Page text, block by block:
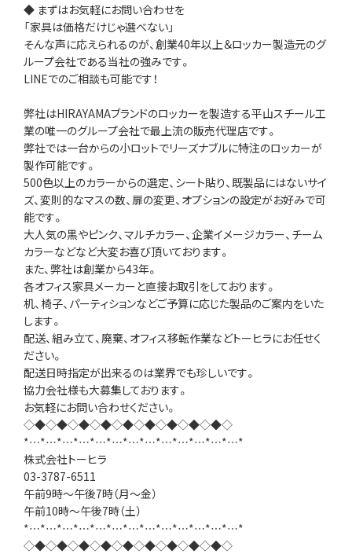
◆ まずはお気軽にお問い合わせを
「家具は価格だけじゃ選べない」
そんな声に応えられるのが、創業40年以上＆ロッカー製造元のグ
ループ会社である当社の強みです。
LINEでのご相談も可能です！
弊社はHIRAYAMAブランドのロッカーを製造する平山スチール工
業の唯一のグループ会社で最上流の販売代理店です。
弊社では一台からの小ロットでリーズナブルに特注のロッカーが
製作可能です。
500色以上のカラーからの選定、シート貼り、既製品にはないサイ
ズ、変則的なマスの数、扉の変更、オプションの設定がお好みで可
能です。
大人気の黒やピンク、マルチカラー、企業イメージカラー、チーム
カラーなどなど大変お喜び頂いております。
また、弊社は創業から43年。
各オフィス家具メーカーと直接お取引をしております。
机、椅子、パーティションなどご予算に応じた製品のご案内をいた
します。
配送、組み立て、廃棄、オフィス移転作業などトーヒラにお任せく
ださい。
配送日時指定が出来るのは業界でも珍しいです。
協力会社様も大募集しております。
お気軽にお問い合わせください。
◇◆◇◆◇◆◇◆◇◆◇◆◇◆◇◆◇◆◇
*…*…*…*…*…*…*…*…*…*…*…*…*…*
株式会社トーヒラ
03-3787-6511
午前9時～午後7時（月～金）
午前10時～午後7時（土）
*…*…*…*…*…*…*…*…*…*…*…*…*…*
◇◆◇◆◇◆◇◆◇◆◇◆◇◆◇◆◇◆◇